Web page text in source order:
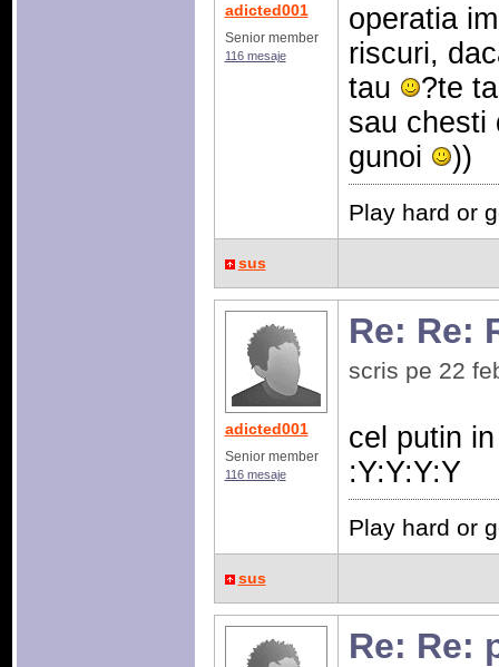
adicted001
Senior member
116 mesaje
operatia
riscuri,
tau
?te
sau chesti
gunoi
))
Play hard or
sus
adicted001
Senior member
116 mesaje
Re: Re:
scris pe 22
cel putin
:Y:Y:Y:Y
Play hard or
sus
Re: Re: